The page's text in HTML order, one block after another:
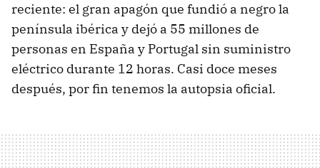
reciente: el gran apagón que fundió a negro la
península ibérica y dejó a 55 millones de
personas en España y Portugal sin suministro
eléctrico durante 12 horas. Casi doce meses
después, por fin tenemos la autopsia oficial.